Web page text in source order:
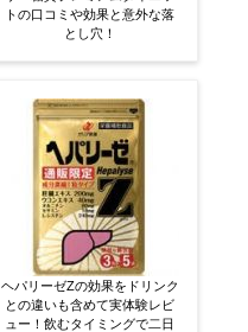
トの口コミや効果と意外な落
とし穴！
ヘパリーゼZの効果をドリンク
との違いも含めて実体験レビ
ュー！飲むタイミングで二日